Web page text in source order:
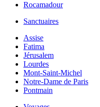
Rocamadour
Sanctuaires
Assise
Fatima
Jérusalem
Lourdes
Mont-Saint-Michel
Notre-Dame de Paris
Pontmain